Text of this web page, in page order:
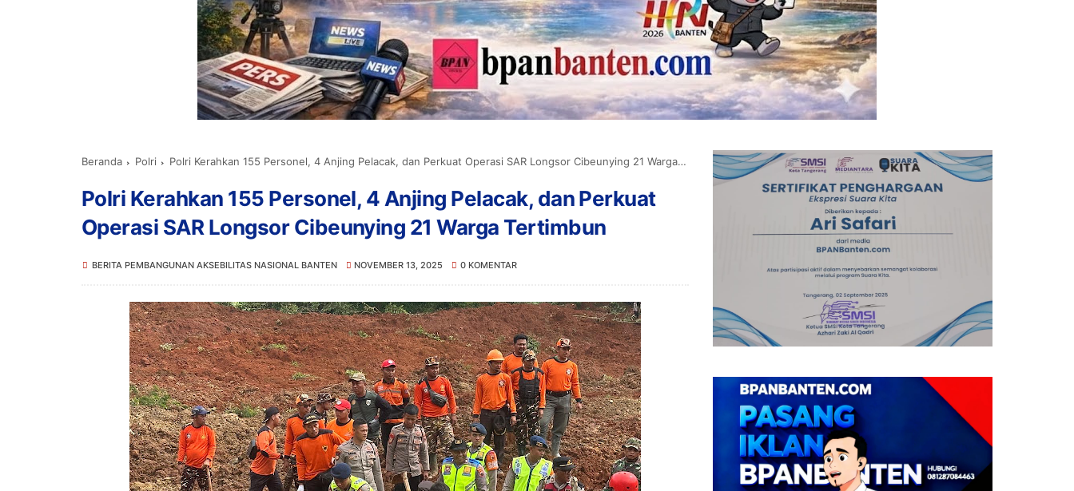
Beranda Polri Polri Kerahkan 155 Personel, 4 Anjing Pelacak, dan Perkuat Operasi SAR Longsor Cibeunying 21 Warga Tertimbun
Polri Kerahkan 155 Personel, 4 Anjing Pelacak, dan Perkuat
Operasi SAR Longsor Cibeunying 21 Warga Tertimbun
BERITA PEMBANGUNAN AKSEBILITAS NASIONAL BANTEN NOVEMBER 13, 2025 0 KOMENTAR